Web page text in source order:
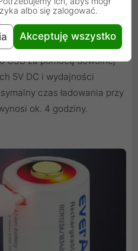
się poprzez
USB za pomocą dowolnej
5V DC i wydajności
czas ładowania przy
ok. 4 godziny.
albo się zalogować.
Akceptuję wszystko